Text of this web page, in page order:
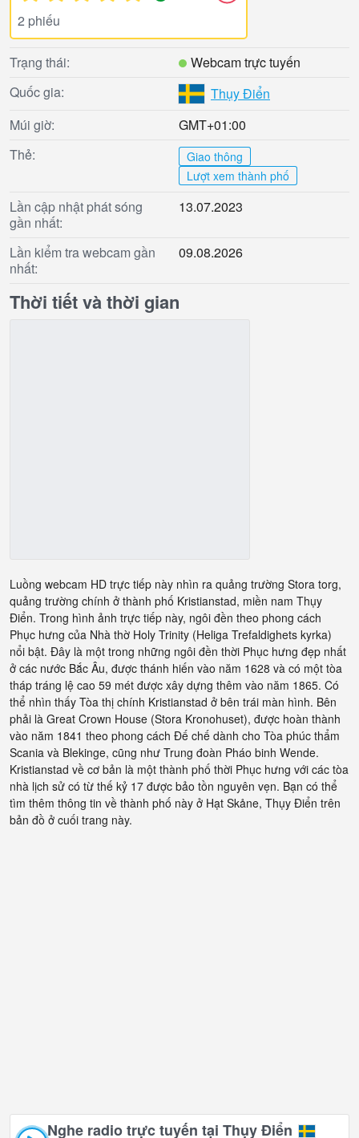
2 phiếu
Trạng thái:
Webcam trực tuyến
Quốc gia:
Thụy Điển
Múi giờ:
GMT+01:00
Thẻ:
Giao thông
Lượt xem thành phố
Lần cập nhật phát sóng
gần nhất:
13.07.2023
Lần kiểm tra webcam gần
nhất:
09.08.2026
Thời tiết và thời gian
Luồng webcam HD trực tiếp này nhìn ra quảng trường Stora torg,
quảng trường chính ở thành phố Kristianstad, miền nam Thụy
Điển. Trong hình ảnh trực tiếp này, ngôi đền theo phong cách
Phục hưng của Nhà thờ Holy Trinity (Heliga Trefaldighets kyrka)
nổi bật. Đây là một trong những ngôi đền thời Phục hưng đẹp nhất
ở các nước Bắc Âu, được thánh hiến vào năm 1628 và có một tòa
tháp tráng lệ cao 59 mét được xây dựng thêm vào năm 1865. Có
thể nhìn thấy Tòa thị chính Kristianstad ở bên trái màn hình. Bên
phải là Great Crown House (Stora Kronohuset), được hoàn thành
vào năm 1841 theo phong cách Đế chế dành cho Tòa phúc thẩm
Scania và Blekinge, cũng như Trung đoàn Pháo binh Wende.
Kristianstad về cơ bản là một thành phố thời Phục hưng với các tòa
nhà lịch sử có từ thế kỷ 17 được bảo tồn nguyên vẹn. Bạn có thể
tìm thêm thông tin về thành phố này ở Hạt Skåne, Thụy Điển trên
bản đồ ở cuối trang này.
Nghe radio trực tuyến tại Thụy Điển